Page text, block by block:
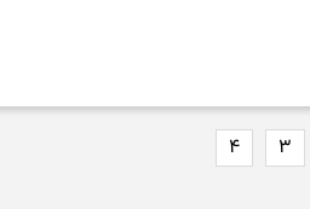
۳ ۴